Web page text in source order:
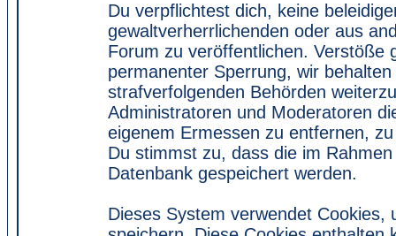
Du verpflichtest dich, keine
gewaltverherrlichenden oder aus
Forum zu veröffentlichen. Verstöße
permanenter Sperrung, wir
strafverfolgenden Behörden
Administratoren und Moderatoren
eigenem Ermessen zu entfernen,
Du stimmst zu, dass die im
Datenbank gespeichert werden.
Dieses System verwendet